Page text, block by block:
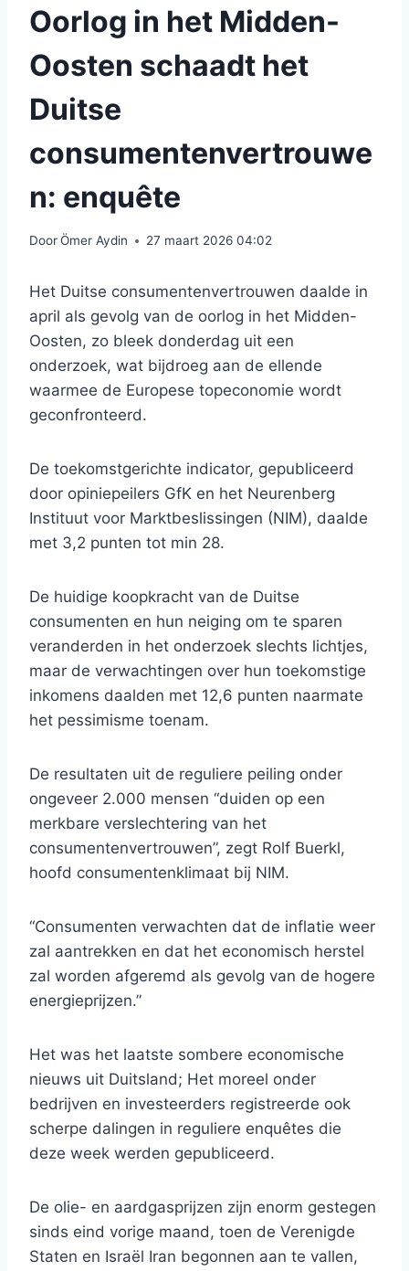
Oorlog in het Midden-
Oosten schaadt het
Duitse
consumentenvertrouwe
n: enquête
DoorÖmer Aydin 27 maart 2026 04:02
Het Duitse consumentenvertrouwen daalde in
april als gevolg van de oorlog in het Midden-
Oosten, zo bleek donderdag uit een
onderzoek, wat bijdroeg aan de ellende
waarmee de Europese topeconomie wordt
geconfronteerd.
De toekomstgerichte indicator, gepubliceerd
door opiniepeilers GfK en het Neurenberg
Instituut voor Marktbeslissingen (NIM), daalde
met 3,2 punten tot min 28.
De huidige koopkracht van de Duitse
consumenten en hun neiging om te sparen
veranderden in het onderzoek slechts lichtjes,
maar de verwachtingen over hun toekomstige
inkomens daalden met 12,6 punten naarmate
het pessimisme toenam.
De resultaten uit de reguliere peiling onder
ongeveer 2.000 mensen “duiden op een
merkbare verslechtering van het
consumentenvertrouwen”, zegt Rolf Buerkl,
hoofd consumentenklimaat bij NIM.
“Consumenten verwachten dat de inflatie weer
zal aantrekken en dat het economisch herstel
zal worden afgeremd als gevolg van de hogere
energieprijzen.”
Het was het laatste sombere economische
nieuws uit Duitsland; Het moreel onder
bedrijven en investeerders registreerde ook
scherpe dalingen in reguliere enquêtes die
deze week werden gepubliceerd.
De olie- en aardgasprijzen zijn enorm gestegen
sinds eind vorige maand, toen de Verenigde
Staten en Israël Iran begonnen aan te vallen,